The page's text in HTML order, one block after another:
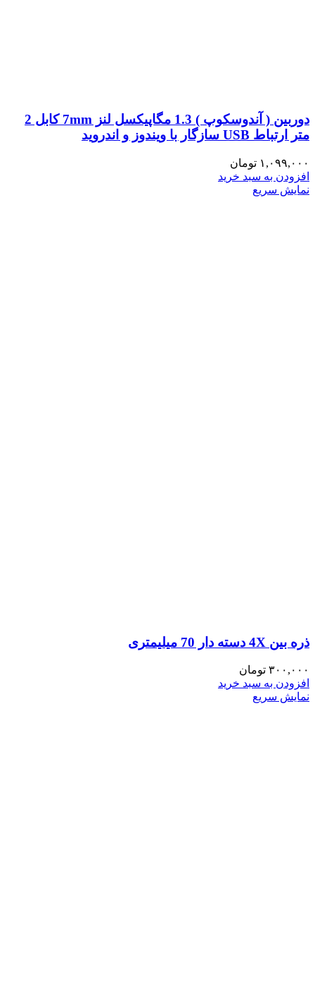
دوربین ( آندوسکوپ ) 1.3 مگاپیکسل لنز 7mm کابل 2
متر ارتباط USB سازگار با ویندوز و اندروید
۱,۰۹۹,۰۰۰ تومان
افزودن به سبد خرید
نمایش سریع
ذره بین 4X دسته دار 70 میلیمتری
۳۰۰,۰۰۰ تومان
افزودن به سبد خرید
نمایش سریع